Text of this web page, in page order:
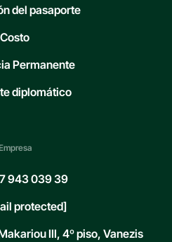
del pasaporte
Costo
Permanente
diplomático
943 039 39
protected]
III, 4º piso, Vanezis